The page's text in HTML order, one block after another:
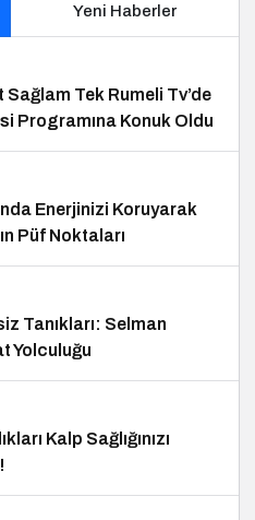
Yeni Haberler
Sağlam Tek Rumeli Tv’de
Programına Konuk Oldu
Enerjinizi Koruyarak
Püf Noktaları
Tanıkları: Selman
Yolculuğu
Kalp Sağlığınızı